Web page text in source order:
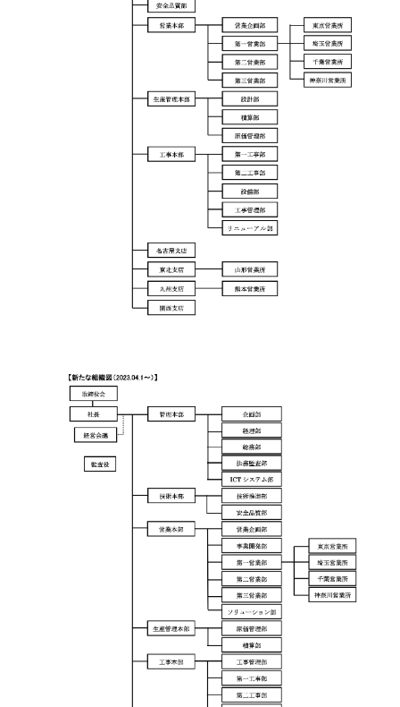
実績紹介
DXへの取り組み
その他の取り組み
会社概要
役員紹介
事業所所在地
社長メッセージ
CSRの取り組み
電子公告
協力会社向け情報
協力会社向けサイト(PW必須）
書式ダウンロード（安全衛生管理規則掲載）
環境保護⽅針
お問い合わせフォーム RECRUIT